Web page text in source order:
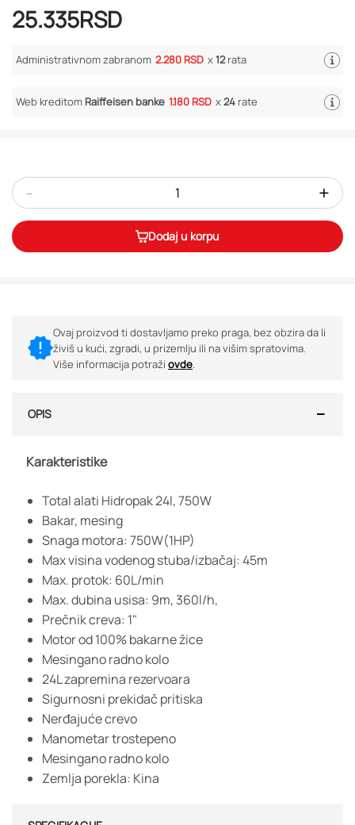
25.335RSD
Administrativnom zabranom 2.280 RSD x12rata
Web kreditom Raiffeisen banke 1.180 RSD x24 rate
- +
Dodaj u korpu
Ovaj proizvod ti dostavljamo preko praga, bez obzira da li
živiš u kući, zgradi, u prizemlju ili na višim spratovima.
Više informacija potraži ovde
OPIS
Karakteristike
Total alati Hidropak 24l, 750W
Bakar, mesing
Snaga motora: 750W(1HP)
Max visina vodenog stuba/izbačaj: 45m
Max. protok: 60L/min
Max. dubina usisa: 9m, 360l/h,
Prečnik creva: 1"
Motor od 100% bakarne žice
Mesingano radno kolo
24L zapremina rezervoara
Sigurnosni prekidač pritiska
Nerđajuće crevo
Manometar trostepeno
Mesingano radno kolo
Zemlja porekla: Kina